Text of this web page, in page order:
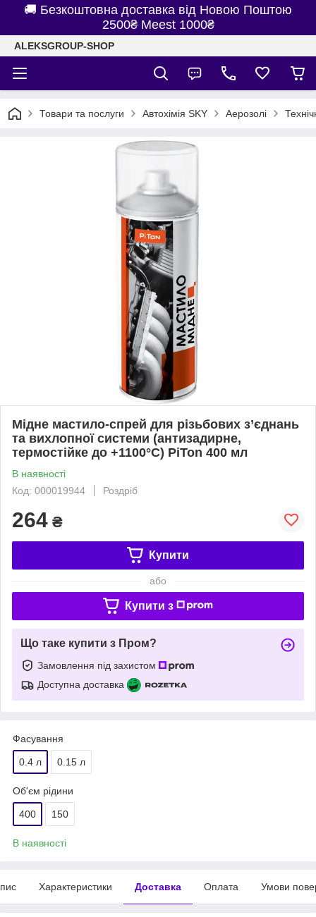
🚚 Безкоштовна доставка від Новою Поштою
2500₴ Meest 1000₴
ALEKSGROUP-SHOP
Товари та послуги Автохімія SKY Аерозолі
Мідне мастило-спрей для різьбових з’єднань
та вихлопної системи (антизадирне,
термостійке до +1100°C) PiTon 400 мл
В наявності
Код: 000019944
Роздріб
264 ₴
Купити
або
Купити з
Що таке купити з Пром?
Замовлення під захистом
Доступна доставка
Фасування
0.4 л 0.15 л
Об'єм рідини
400 150
В наявності
Характеристики Доставка Оплата Умови